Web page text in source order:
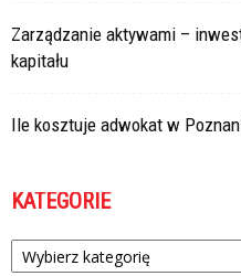
Zarządzanie aktywami –
kapitału
Ile kosztuje adwokat w
KATEGORIE
Kategorie